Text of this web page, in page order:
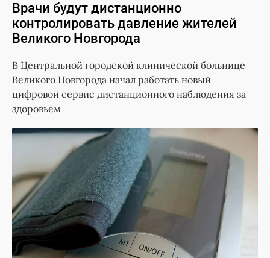
Врачи будут дистанционно
контролировать давление жителей
Великого Новгорода
В Центральной городской клинической больнице
Великого Новгорода начал работать новый
цифровой сервис дистанционного наблюдения за
здоровьем